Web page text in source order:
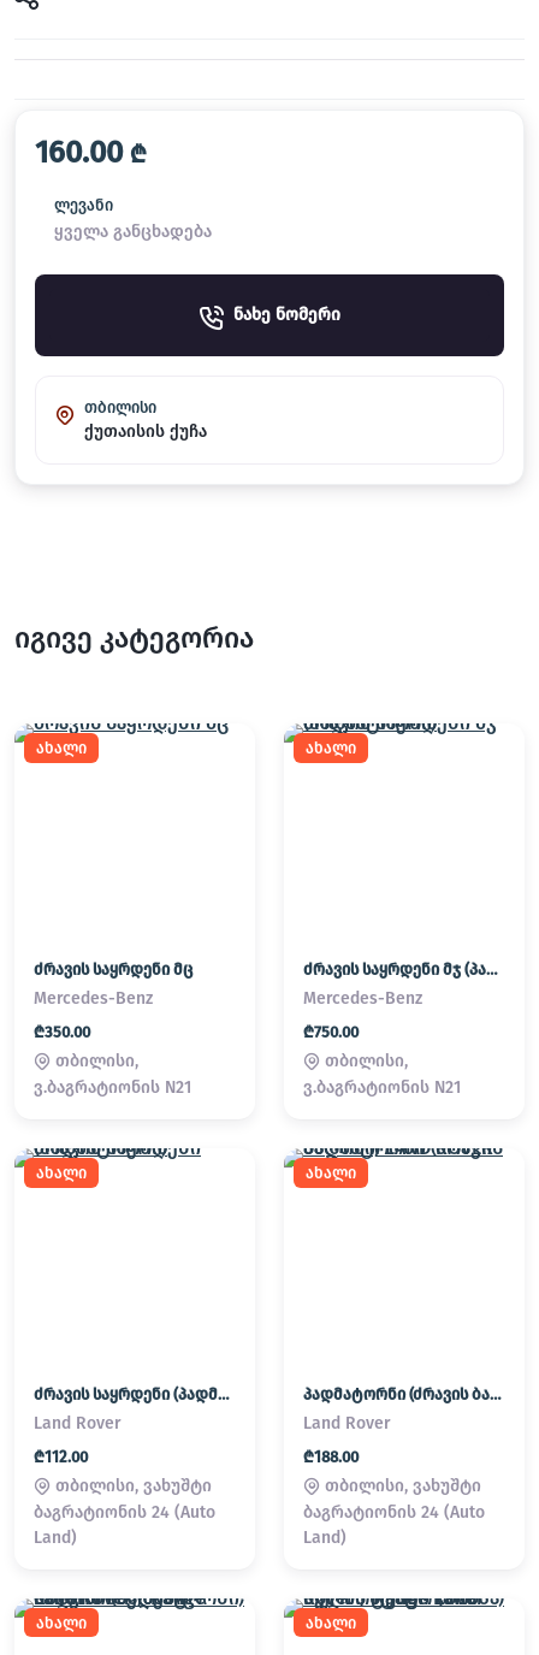
160.00 ₾
ლევანი
ყველა განცხადება
ნახე ნომერი
თბილისი
ქუთაისის ქუჩა
იგივე კატეგორია
ახალი
ძრავის საყრდენი მც
Mercedes-Benz
₾350.00
თბილისი,
ვ.ბაგრატიონის N21
ახალი
ძრავის საყრდენი მჯ (პადმატორნი)
Mercedes-Benz
₾750.00
თბილისი,
ვ.ბაგრატიონის N21
ახალი
ძრავის საყრდენი (პადმატორნი)
Land Rover
₾112.00
თბილისი, ვახუშტი
ბაგრატიონის 24 (Auto
Land)
ახალი
პადმატორნი (ძრავის ბალიში) LAND ROVER
Land Rover
₾188.00
თბილისი, ვახუშტი
ბაგრატიონის 24 (Auto
Land)
ახალი ახალი